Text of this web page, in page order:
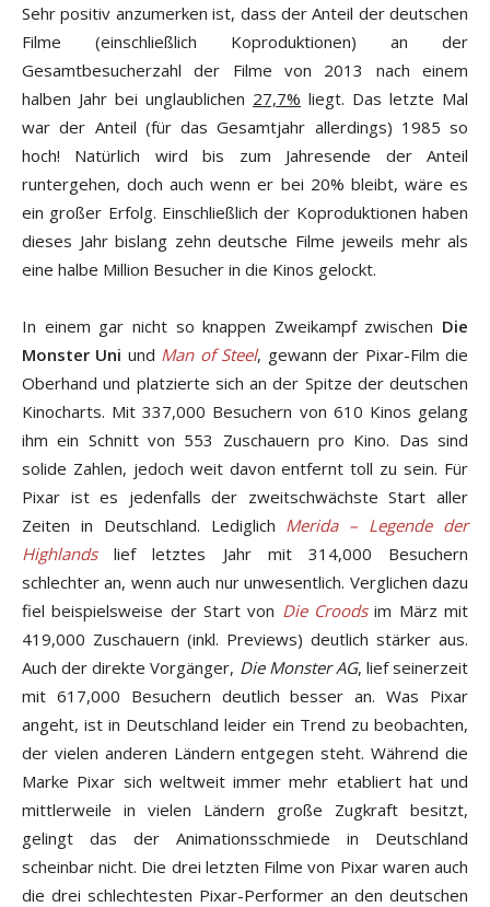
Sehr positiv anzumerken ist, dass der Anteil der deutschen
Filme (einschließlich Koproduktionen) an der
Gesamtbesucherzahl der Filme von 2013 nach einem
halben Jahr bei unglaublichen 27,7% liegt. Das letzte Mal
war der Anteil (für das Gesamtjahr allerdings) 1985 so
hoch! Natürlich wird bis zum Jahresende der Anteil
runtergehen, doch auch wenn er bei 20% bleibt, wäre es
ein großer Erfolg. Einschließlich der Koproduktionen haben
dieses Jahr bislang zehn deutsche Filme jeweils mehr als
eine halbe Million Besucher in die Kinos gelockt.
In einem gar nicht so knappen Zweikampf zwischen Die
Monster Uni und Man of Steel, gewann der Pixar-Film die
Oberhand und platzierte sich an der Spitze der deutschen
Kinocharts. Mit 337,000 Besuchern von 610 Kinos gelang
ihm ein Schnitt von 553 Zuschauern pro Kino. Das sind
solide Zahlen, jedoch weit davon entfernt toll zu sein. Für
Pixar ist es jedenfalls der zweitschwächste Start aller
Zeiten in Deutschland. Lediglich Merida – Legende der
Highlandslief letztes Jahr mit 314,000 Besuchern
schlechter an, wenn auch nur unwesentlich. Verglichen dazu
fiel beispielsweise der Start von Die Croodsim März mit
419,000 Zuschauern (inkl. Previews) deutlich stärker aus.
Auch der direkte Vorgänger, Die Monster AG, lief seinerzeit
mit 617,000 Besuchern deutlich besser an. Was Pixar
angeht, ist in Deutschland leider ein Trend zu beobachten,
der vielen anderen Ländern entgegen steht. Während die
Marke Pixar sich weltweit immer mehr etabliert hat und
mittlerweile in vielen Ländern große Zugkraft besitzt,
gelingt das der Animationsschmiede in Deutschland
scheinbar nicht. Die drei letzten Filme von Pixar waren auch
die drei schlechtesten Pixar-Performer an den deutschen